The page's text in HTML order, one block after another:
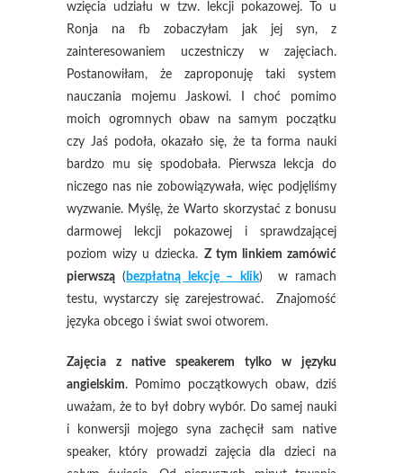
wzięcia udziału w tzw. lekcji pokazowej. To u
Ronja na fb zobaczyłam jak jej syn, z
zainteresowaniem uczestniczy w zajęciach.
Postanowiłam, że zaproponuję taki system
nauczania mojemu Jaskowi. I choć pomimo
moich ogromnych obaw na samym początku
czy Jaś podoła, okazało się, że ta forma nauki
bardzo mu się spodobała. Pierwsza lekcja do
niczego nas nie zobowiązywała, więc podjęliśmy
wyzwanie. Myślę, że Warto skorzystać z bonusu
darmowej lekcji pokazowej i sprawdzającej
poziom wizy u dziecka. Z tym linkiem zamówić
pierwszą ( bezpłatną lekcję – klik) w ramach
testu, wystarczy się zarejestrować. Znajomość
języka obcego i świat swoi otworem.
Zajęcia z native speakerem tylko w języku
angielskim. Pomimo początkowych obaw, dziś
uważam, że to był dobry wybór. Do samej nauki
i konwersji mojego syna zachęcił sam native
speaker, który prowadzi zajęcia dla dzieci na